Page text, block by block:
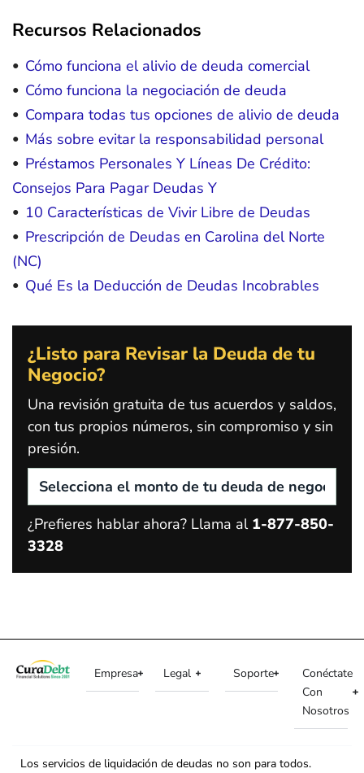
Recursos Relacionados
Cómo funciona el alivio de deuda comercial
Cómo funciona la negociación de deuda
Compara todas tus opciones de alivio de deuda
Más sobre evitar la responsabilidad personal
Préstamos Personales Y Líneas De Crédito:
Consejos Para Pagar Deudas Y
10 Características de Vivir Libre de Deudas
Prescripción de Deudas en Carolina del Norte
(NC)
Qué Es la Deducción de Deudas Incobrables
¿Listo para Revisar la Deuda de tu
Negocio?
Una revisión gratuita de tus acuerdos y saldos,
con tus propios números, sin compromiso y sin
presión.
¿Prefieres hablar ahora? Llama al 1-877-850-
3328
Empresa Legal Soporte
Conéctate
Con
Nosotros
Los servicios de liquidación de deudas no son para todos.